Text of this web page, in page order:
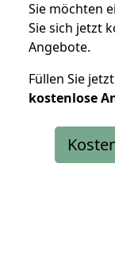
Sie möchten
Sie sich jetzt
Angebote.
Füllen Sie
kostenlose